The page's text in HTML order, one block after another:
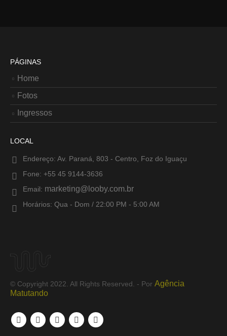
PÁGINAS
Home
Fotos
Ingressos
LOCAL
Endereço: Av. Paraná, 803 - Centro, Foz do Iguaçu
Fone: +55 45 9144-3636
Email: marketing@looby.com.br
Horários: Qua - Dom / 22:00 PM - 5:00 AM
© Copyright 2022. All Rights Reserved. - Por Agência
Matutando